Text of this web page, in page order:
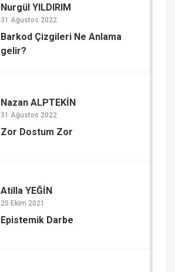
Nurgül YILDIRIM
31 Ağustos 2022
Barkod Çizgileri Ne Anlama
gelir?
Nazan ALPTEKİN
31 Ağustos 2022
Zor Dostum Zor
Atilla YEĞİN
25 Ekim 2021
Epistemik Darbe